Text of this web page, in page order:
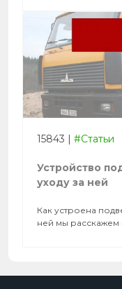
15843 | #Статьи
Устройство
уходу за ней
Как устроена
ней мы расскажем